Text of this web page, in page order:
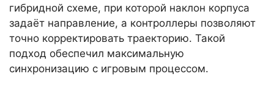
гибридной схеме, при которой наклон корпуса
задаёт направление, а контроллеры позволяют
точно корректировать траекторию. Такой
подход обеспечил максимальную
синхронизацию с игровым процессом.